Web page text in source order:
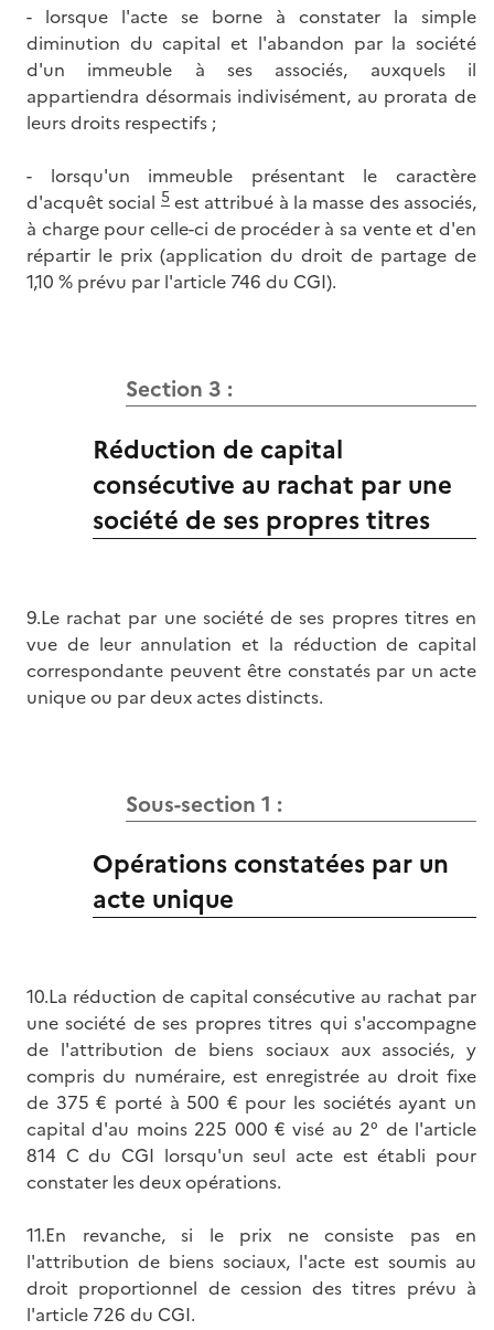
- lorsque l'acte se borne à constater la simple
diminution du capital et l'abandon par la société
d'un immeuble à ses associés, auxquels il
appartiendra désormais indivisément, au prorata de
leurs droits respectifs ;
- lorsqu'un immeuble présentant le caractère
d'acquêt social 5 est attribué à la masse des associés,
à charge pour celle-ci de procéder à sa vente et d'en
répartir le prix (application du droit de partage de
1,10 % prévu par l'article 746 du CGI).
Section 3 :
Réduction de capital
consécutive au rachat par une
société de ses propres titres
9.Le rachat par une société de ses propres titres en
vue de leur annulation et la réduction de capital
correspondante peuvent être constatés par un acte
unique ou par deux actes distincts.
Sous-section 1 :
Opérations constatées par un
acte unique
10.La réduction de capital consécutive au rachat par
une société de ses propres titres qui s'accompagne
de l'attribution de biens sociaux aux associés, y
compris du numéraire, est enregistrée au droit fixe
de 375 € porté à 500 € pour les sociétés ayant un
capital d'au moins 225 000 € visé au 2° de l'article
814 C du CGI lorsqu'un seul acte est établi pour
constater les deux opérations.
11.En revanche, si le prix ne consiste pas en
l'attribution de biens sociaux, l'acte est soumis au
droit proportionnel de cession des titres prévu à
l'article 726 du CGI.